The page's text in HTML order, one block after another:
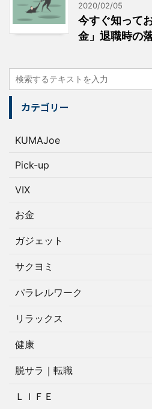
2020/02/05
今すぐ知って
金」退職時の
カテゴリー
KUMAJoe
Pick-up
VIX
お金
ガジェット
サクヨミ
パラレルワーク
リラックス
健康
脱サラ｜転職
ＬＩＦＥ